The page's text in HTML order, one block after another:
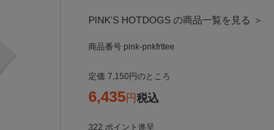
PINK’S HOTDOGS の商品一覧を見る ＞
商品番号 pink-pnkfrttee
定価 7,150 のところ
6,435 税込
322 ポイント進呈